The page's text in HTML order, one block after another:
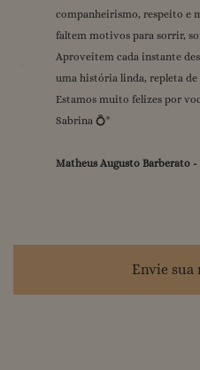
companheirismo, respeito e
faltem motivos para sorrir,
Aproveitem cada instante
uma história linda, repleta
Estamos muito felizes por
Sabrina 💍"
Matheus Augusto Barberato -
grande dia ❤️💍 Com carinho,
Gabrielle Brito Rousseau-
Gilmara Carmo-25/07/2026
mal podemos esperar para
juntos! Vi e Ma."
Vitória Mão Cheia-24/07/
❤️"
Neureci Alves de Araújo-24/
Envie sua